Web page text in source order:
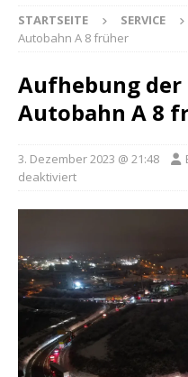
STARTSEITE SERVICE
Autobahn A 8 früher
Aufhebung der
Autobahn A 8
3. Dezember 2023 @ 21:48
deaktiviert